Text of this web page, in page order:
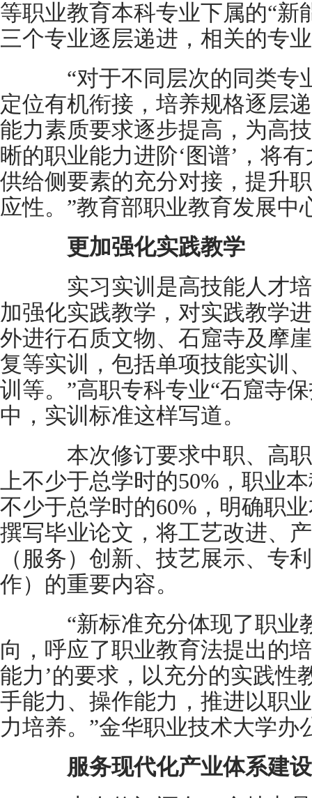
等职业教育本科专业下属的“新
三个专业逐层递进，相关的专
“对于不同层次的同类专
定位有机衔接，培养规格逐层
能力素质要求逐步提高，为高
晰的职业能力进阶‘图谱’，将
供给侧要素的充分对接，提升
应性。”教育部职业教育发展中
更加强化实践教学
实习实训是高技能人才培
加强化实践教学，对实践教学
外进行石质文物、石窟寺及摩
复等实训，包括单项技能实训
训等。”高职专科专业“石窟寺
中，实训标准这样写道。
本次修订要求中职、高职
上不少于总学时的50%，职业
不少于总学时的60%，明确职
撰写毕业论文，将工艺改进、
（服务）创新、技艺展示、专
作）的重要内容。
“新标准充分体现了职业
向，呼应了职业教育法提出的
能力’的要求，以充分的实践性
手能力、操作能力，推进以职
力培养。”金华职业技术大学办
服务现代化产业体系建